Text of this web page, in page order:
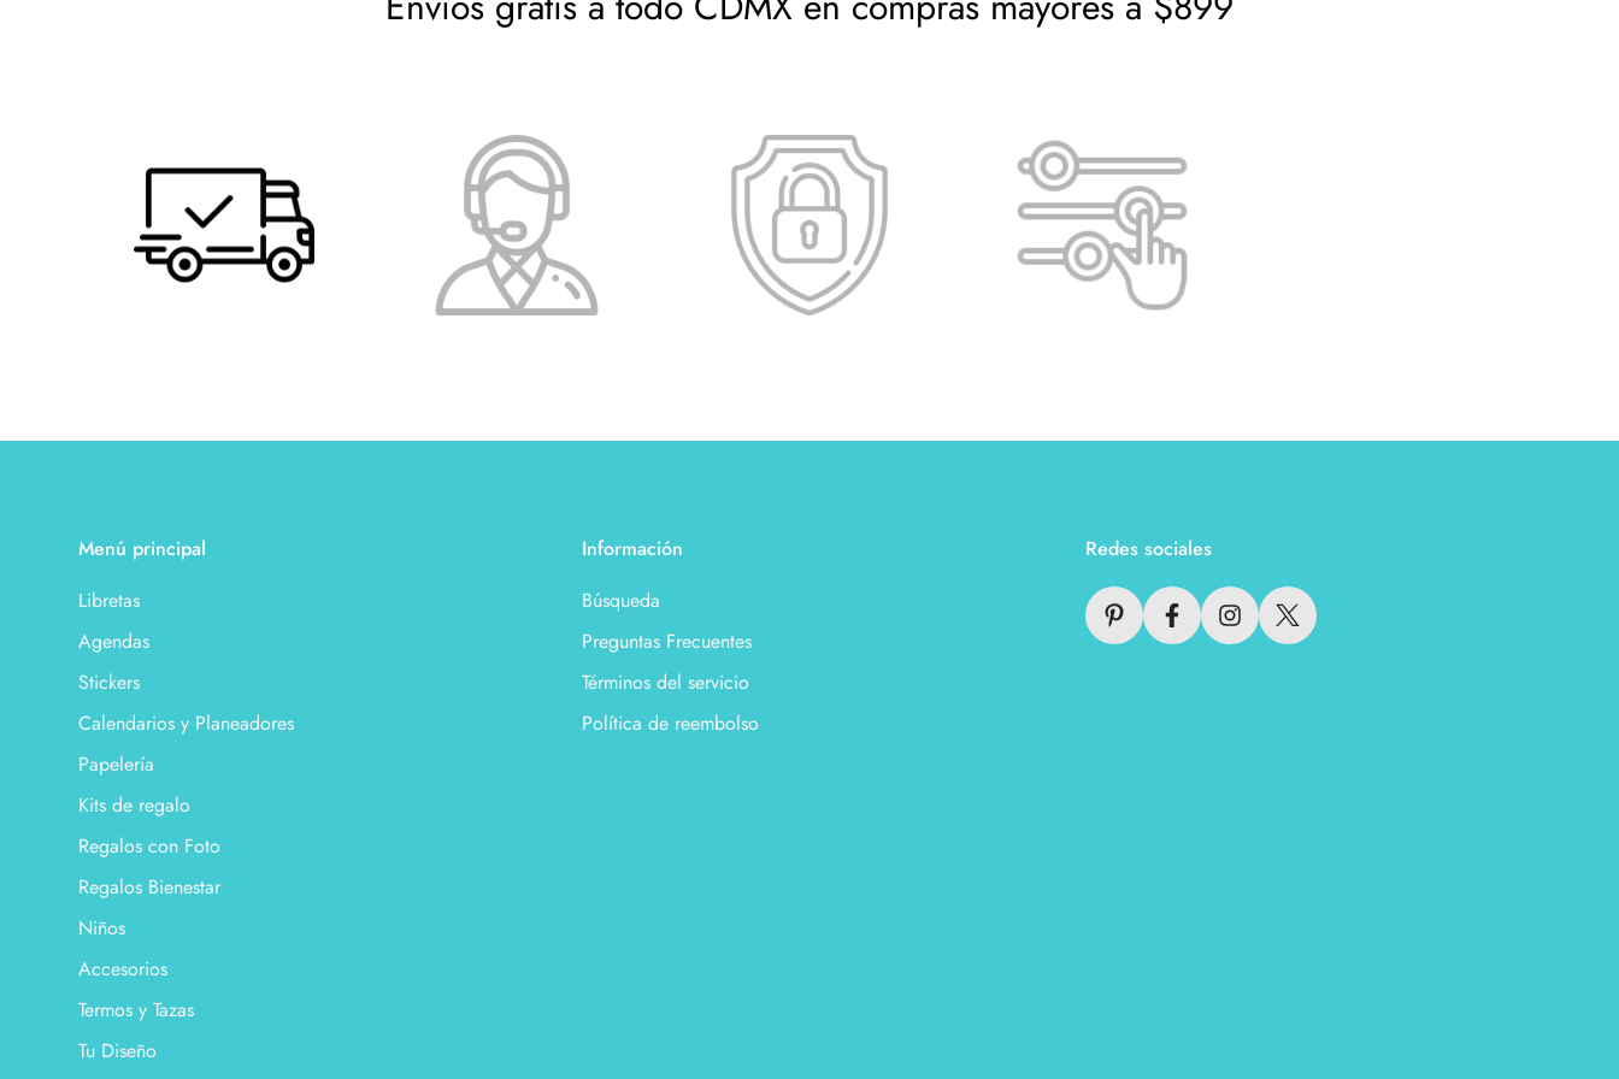
Menú principal
Libretas
Agendas
Stickers
Calendarios y Planeadores
Papelería
Kits de regalo
Regalos con Foto
Regalos Bienestar
Niños
Accesorios
Termos y Tazas
Tu Diseño
Información
Búsqueda
Preguntas Frecuentes
Términos del servicio
Política de reembolso
Redes sociales